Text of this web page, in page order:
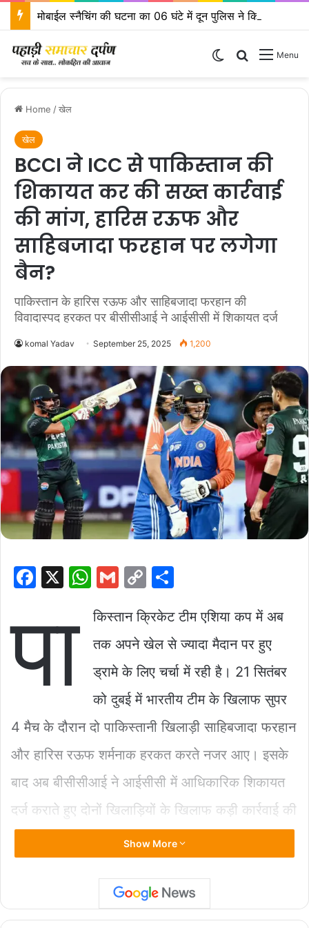
Menu
Search for
Switch skin
Home /खेल
खेल
BCCI ने ICC से पाकिस्तान की
शिकायत कर की सख्त कार्रवाई
की मांग, हारिस रऊफ और
साहिबजादा फरहान पर लगेगा
बैन?
पाकिस्तान के हारिस रऊफ और साहिबजादा फरहान की
विवादास्पद हरकत पर बीसीसीआई ने आईसीसी में शिकायत दर्ज
komal Yadav September 25, 2025 1,200
F
c
b
o
k
X
W
at
s
A
p
p
G
ai
l
C
p
y
Li
n
k
ar
e
पा
किस्तान क्रिकेट टीम एशिया कप में अब
तक अपने खेल से ज्यादा मैदान पर हुए
ड्रामे के लिए चर्चा में रही है। 21 सितंबर
को दुबई में भारतीय टीम के खिलाफ सुपर
4 मैच के दौरान दो पाकिस्तानी खिलाड़ी साहिबजादा फरहान
और हारिस रऊफ शर्मनाक हरकत करते नजर आए। इसके
बाद अब बीसीसीआई ने आईसीसी में आधिकारिक शिकायत
दर्ज कराते हुए दोनों खिलाड़ियों के खिलाफ कड़ी कार्रवाई की
के दौरान पाकिस्तानी तेज गेंदबाज हारिस रऊफ ने भारतीय
खिलाड़ियों को बार-बार परेशान करने की कोशिश की थी।
Show More